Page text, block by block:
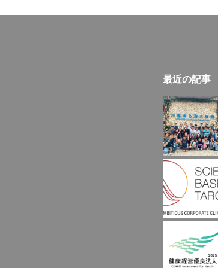
最近の記事